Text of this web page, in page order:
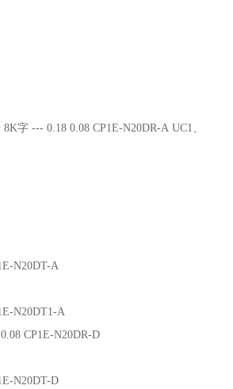
字 --- 0.18 0.08 CP1E-N20DR-A UC1、
N20DT-A
N20DT1-A
CP1E-N20DR-D
N20DT-D